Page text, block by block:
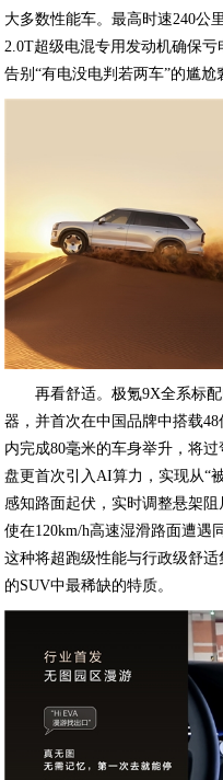
大多数性能车。最高时速240公
2.0T超级电混专用发动机确保
告别“有电没电判若两车”的尴尬
再看舒适。极氪9X全系标
器，并首次在中国品牌中搭载
内完成80毫米的车身举升，将
盘更首次引入AI算力，实现从“
感知路面起伏，实时调整悬架
使在120km/h高速湿滑路面遭遇
这种将超跑级性能与行政级舒
的SUV中最稀缺的特质。